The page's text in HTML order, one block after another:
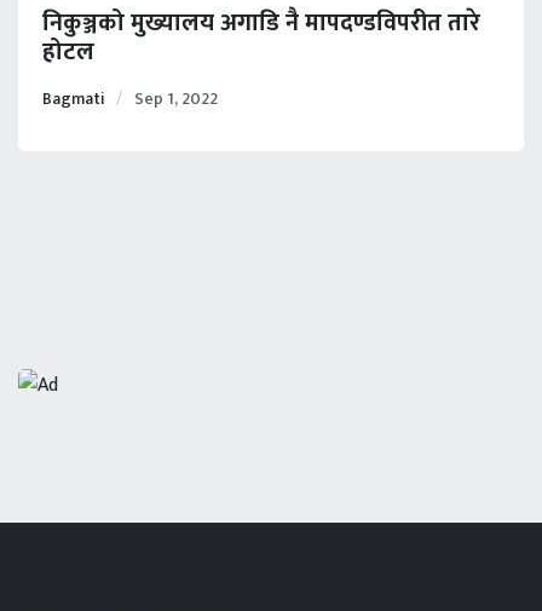
निकुञ्जको मुख्यालय अगाडि नै मापदण्डविपरीत तारे
होटल
Bagmati Sep 1, 2022